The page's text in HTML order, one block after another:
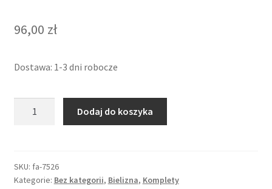
96,00 zł
Dostawa: 1-3 dni robocze
sukienka
+
Dodaj do koszyka
SKU: fa-7526
Kategorie: Bez kategorii, Bielizna, Komplety